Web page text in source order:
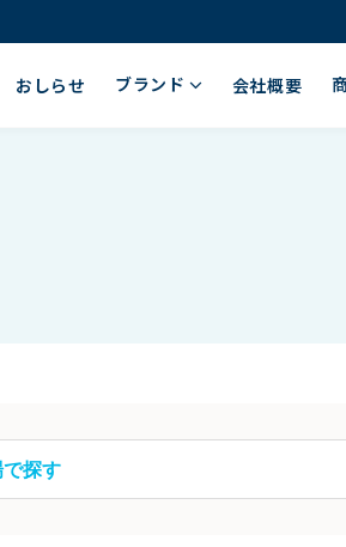
おしらせ ブランド 会社概要